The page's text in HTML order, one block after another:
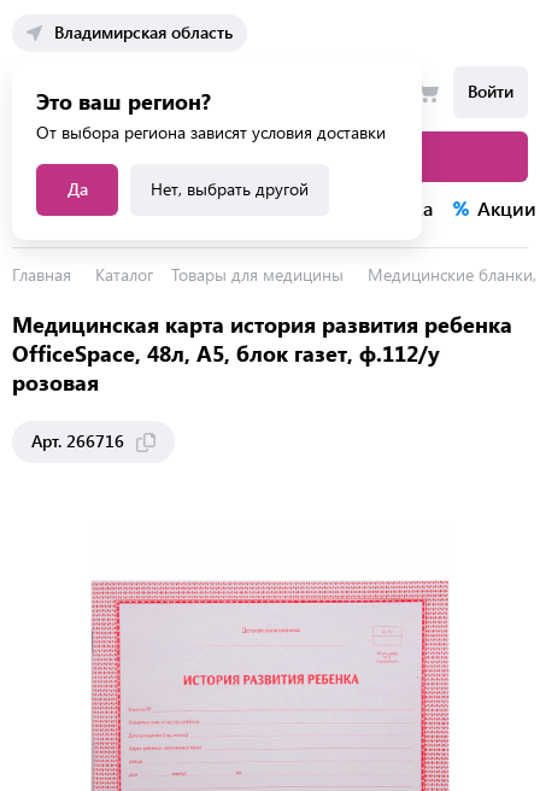
Владимирская область
Это ваш регион?
От выбора региона зависят условия доставки
Да Нет, выбрать другой
Войти
Каталог услуг Распродажа Акции
Главная Каталог Товары для медицины Медицинские
Медицинская карта история развития ребенка
OfficeSpace, 48л, А5, блок газет, ф.112/у
розовая
Арт. 266716